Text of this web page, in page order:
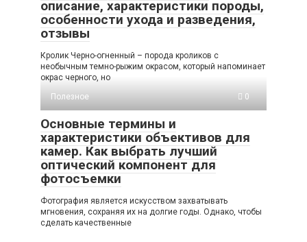
описание, характеристики породы,
особенности ухода и разведения,
отзывы
Кролик Черно-огненный – порода кроликов с
необычным темно-рыжим окрасом, который напоминает
окрас черного, но
Полезное
0
Основные термины и
характеристики объективов для
камер. Как выбрать лучший
оптический компонент для
фотосъемки
Фотография является искусством захватывать
мгновения, сохраняя их на долгие годы. Однако, чтобы
сделать качественные